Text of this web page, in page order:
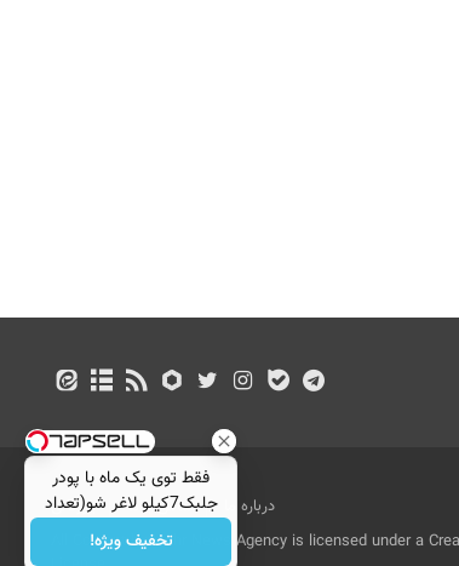
درباره ما تماس با ما
بازرگانی
All Content by Mehr News Agency is licensed under a
فقط توی یک ماه با پودر
جلبک7کیلو لاغر شو(تعداد
محدود)
تخفیف ویژه!